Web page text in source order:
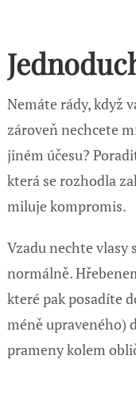
Nemáte rády, když
zároveň nechcete
jiném účesu?
která se rozhodla
miluje kompromis.
Vzadu nechte vlasy
normálně.
které pak posadíte
méně upraveného)
prameny kolem